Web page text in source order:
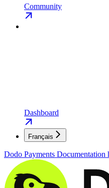
Community
Dashboard
Français
Dodo Payments Documentation